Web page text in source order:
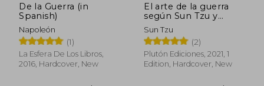
De la Guerra (in
Spanish)
Napoleón
(1)
La Esfera De Los Libros,
2016, Hardcover, New
El arte de la guerra
según Sun Tzu y
Maquiavelo (in
Spanish)
Sun Tzu
(2)
Plutón Ediciones, 2021, 1
Edition, Hardcover, New